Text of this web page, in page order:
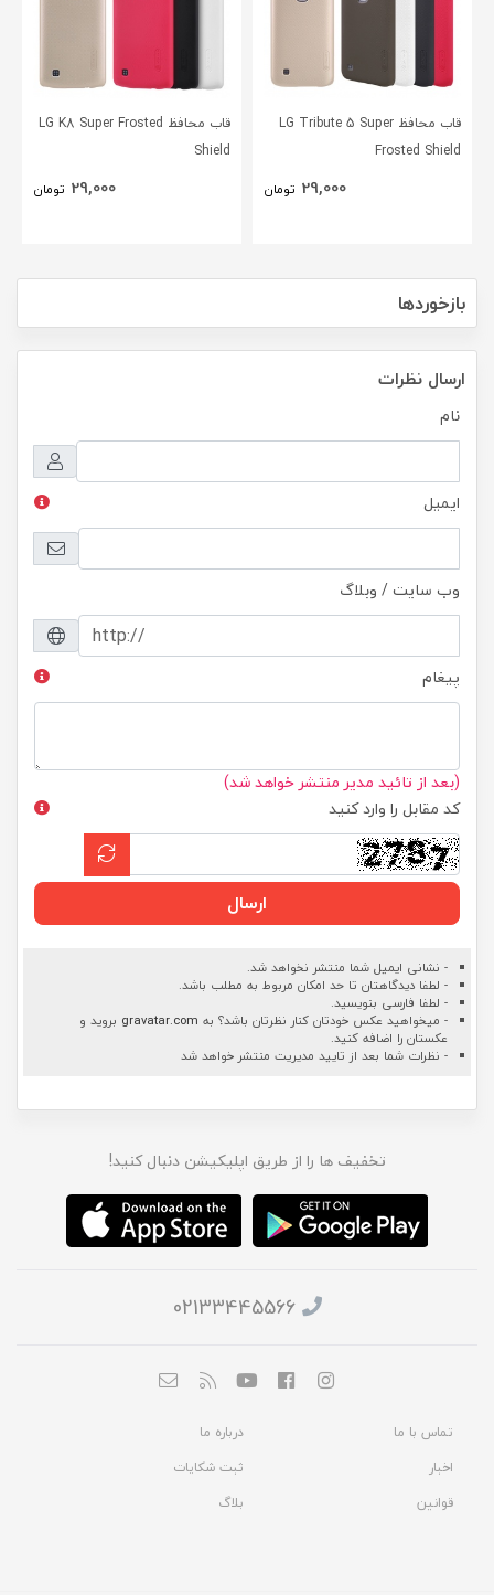
قاب محافظ LG Tribute 5 Super
Frosted Shield
29,000 تومان
قاب محافظ LG K8 Super Frosted
Shield
29,000 تومان
بازخوردها
ارسال نظرات
نام
ایمیل
وب سایت / وبلاگ
پیغام
(بعد از تائید مدیر منتشر خواهد شد)
کد مقابل را وارد کنید
ارسال
- نشانی ایمیل شما منتشر نخواهد شد.
- لطفا دیدگاهتان تا حد امکان مربوط به مطلب باشد.
- لطفا فارسی بنویسید.
- میخواهید عکس خودتان کنار نظرتان باشد؟ به gravatar.com بروید و
عکستان را اضافه کنید.
- نظرات شما بعد از تایید مدیریت منتشر خواهد شد
تخفیف ها را از طریق اپلیکیشن دنبال کنید!
02133445566
تماس با ما
درباره ما
اخبار
ثبت شکایات
قوانین
بلاگ